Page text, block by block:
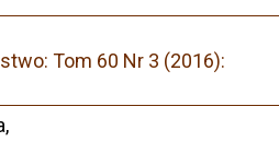
Tom 60 Nr 3 (2016):